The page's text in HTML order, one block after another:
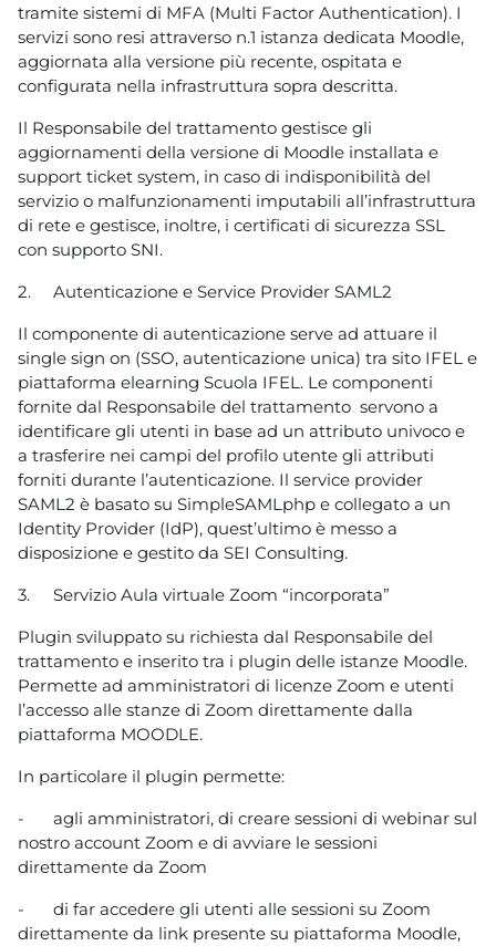
tramite sistemi di MFA (Multi Factor Authentication). I
servizi sono resi attraverso n.1 istanza dedicata Moodle,
aggiornata alla versione più recente, ospitata e
configurata nella infrastruttura sopra descritta.
Il Responsabile del trattamento gestisce gli
aggiornamenti della versione di Moodle installata e
support ticket system, in caso di indisponibilità del
servizio o malfunzionamenti imputabili all’infrastruttura
di rete e gestisce, inoltre, i certificati di sicurezza SSL
con supporto SNI.
2.
Autenticazione e Service Provider SAML2
Il componente di autenticazione serve ad attuare il
single sign on (SSO, autenticazione unica) tra sito IFEL e
piattaforma elearning Scuola IFEL. Le componenti
fornite dal Responsabile del trattamento servono a
identificare gli utenti in base ad un attributo univoco e
a trasferire nei campi del profilo utente gli attributi
forniti durante l’autenticazione. Il service provider
SAML2 è basato su SimpleSAMLphp e collegato a un
Identity Provider (IdP), quest’ultimo è messo a
disposizione e gestito da SEI Consulting.
3.
Servizio Aula virtuale Zoom “incorporata”
Plugin sviluppato su richiesta dal Responsabile del
trattamento e inserito tra i plugin delle istanze Moodle.
Permette ad amministratori di licenze Zoom e utenti
l’accesso alle stanze di Zoom direttamente dalla
piattaforma MOODLE.
In particolare il plugin permette:
-
agli amministratori, di creare sessioni di webinar sul
nostro account Zoom e di avviare le sessioni
direttamente da Zoom
-
di far accedere gli utenti alle sessioni su Zoom
direttamente da link presente su piattaforma Moodle,